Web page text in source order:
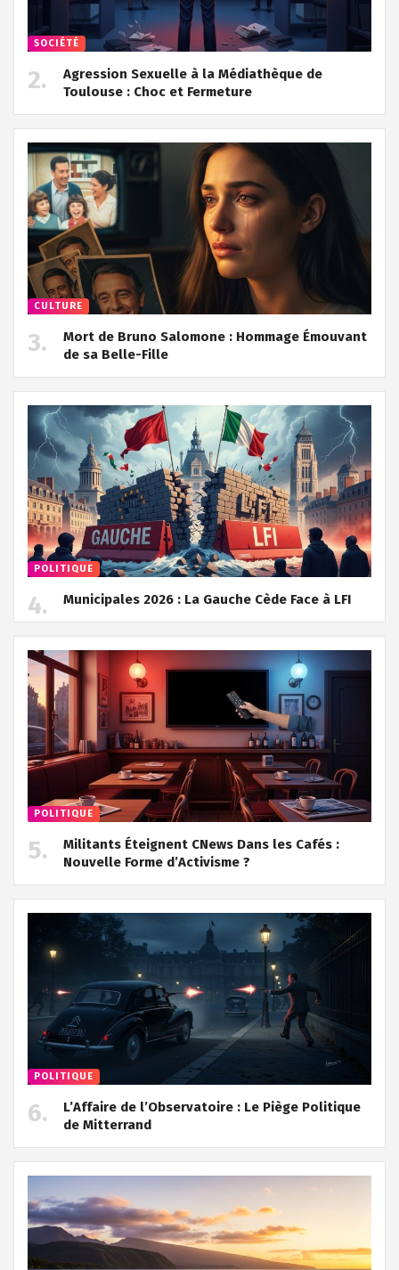
SOCIÉTÉ
Agression Sexuelle à la Médiathèque de
Toulouse : Choc et Fermeture
CULTURE
Mort de Bruno Salomone : Hommage Émouvant
de sa Belle-Fille
POLITIQUE
Municipales 2026 : La Gauche Cède Face à LFI
POLITIQUE
Militants Éteignent CNews Dans les Cafés :
Nouvelle Forme d’Activisme ?
POLITIQUE
L’Affaire de l’Observatoire : Le Piège Politique
de Mitterrand